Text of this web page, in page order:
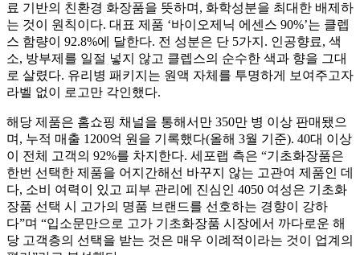
료 기반의 친환경 화장품을 뜻하며, 화학성분을 최대한 배제하
는 것이 원칙이다. 대표 제품 ‘바이오제닉 에센스 90%’는 클렙
스 함량이 92.8%에 달한다. 전 성분은 단 5가지. 인공향료, 색
소, 방부제를 일절 넣지 않고 클렙스의 순수한 색과 향을 그대
로 살렸다. 유리병 패키지는 원액 자체를 투명하게 보여주고자
라벨 없이 로고만 각인했다.
해당 제품은 홈쇼핑 채널을 통해서만 350만 병 이상 판매됐으
며, 누적 매출 1200억 원을 기록했다(올해 3월 기준). 40대 이상
이 전체 고객의 92%를 차지한다. 세포랩 측은 “기초화장품은
한번 선택한 제품을 어지간해선 바꾸지 않는 고관여 제품인 데
다, 소비 여력이 있고 피부 관리에 진심인 4050 여성은 기초화
장품 선택 시 고가의 명품 브랜드를 선호하는 경향이 강하
다”며 “입소문만으로 고가 기초화장품 시장에서 까다로운 해
당 고객층의 선택을 받는 것은 매우 이례적이라는 것이 업계의